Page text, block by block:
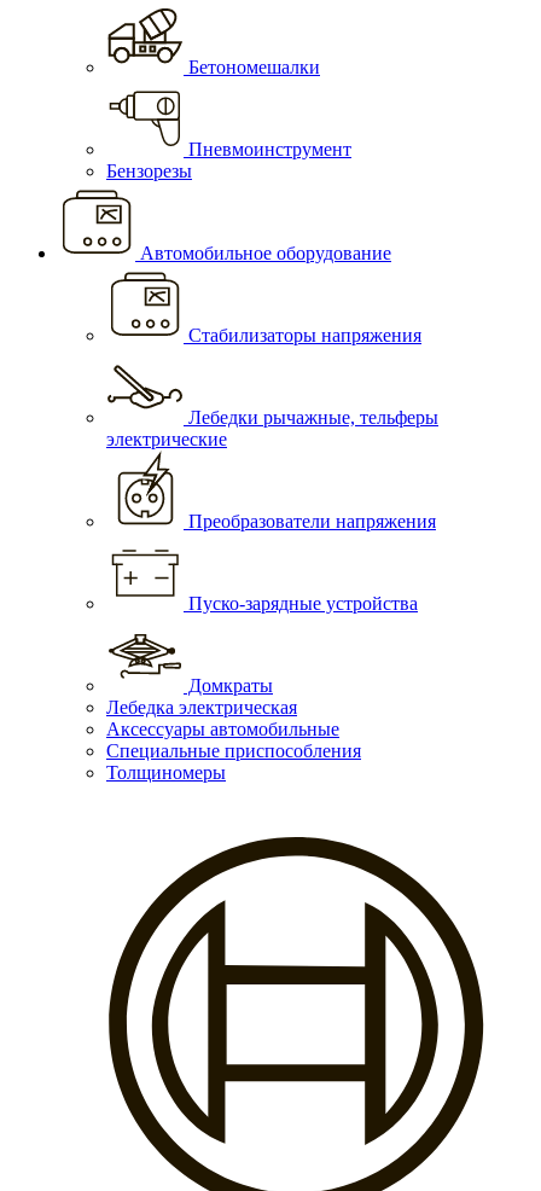
Бетономешалки
Пневмоинструмент
Бензорезы
Автомобильное оборудование
Стабилизаторы напряжения
Лебедки рычажные, тельферы
электрические
Преобразователи напряжения
Пуско-зарядные устройства
Домкраты
Лебедка электрическая
Аксессуары автомобильные
Специальные приспособления
Толщиномеры